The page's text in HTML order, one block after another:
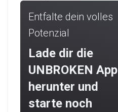
Entfalte dein volles
Potenzial
Lade dir die
UNBROKEN App
herunter und
starte noch